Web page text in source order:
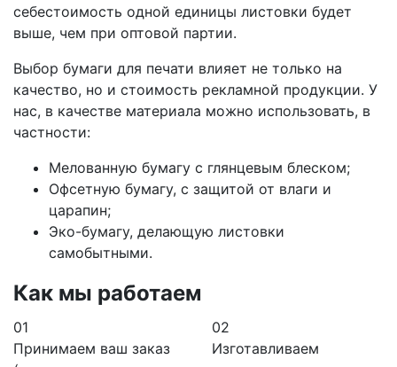
себестоимость одной единицы листовки будет
выше, чем при оптовой партии.
Выбор бумаги для печати влияет не только на
качество, но и стоимость рекламной продукции. У
нас, в качестве материала можно использовать, в
частности:
Мелованную бумагу с глянцевым блеском;
Офсетную бумагу, с защитой от влаги и
царапин;
Эко-бумагу, делающую листовки
самобытными.
Как мы работаем
01
Принимаем ваш заказ
02
Изготавливаем